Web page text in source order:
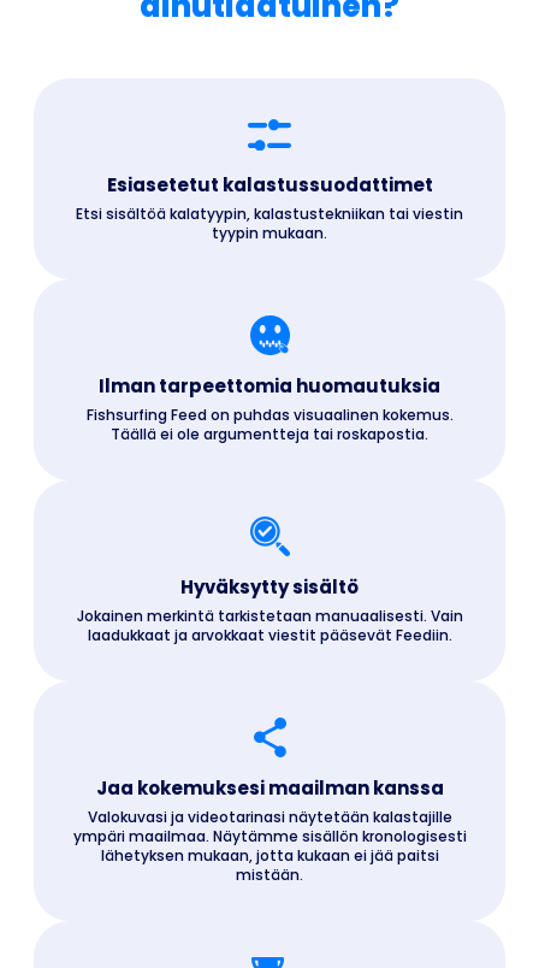
Esiasetetut kalastussuodattimet
Etsi sisältöä kalatyypin, kalastustekniikan tai viestin
tyypin mukaan.
Ilman tarpeettomia huomautuksia
Fishsurfing Feed on puhdas visuaalinen kokemus.
Täällä ei ole argumentteja tai roskapostia.
Hyväksytty sisältö
Jokainen merkintä tarkistetaan manuaalisesti. Vain
laadukkaat ja arvokkaat viestit pääsevät Feediin.
Jaa kokemuksesi maailman kanssa
Valokuvasi ja videotarinasi näytetään kalastajille
ympäri maailmaa. Näytämme sisällön kronologisesti
lähetyksen mukaan, jotta kukaan ei jää paitsi
mistään.